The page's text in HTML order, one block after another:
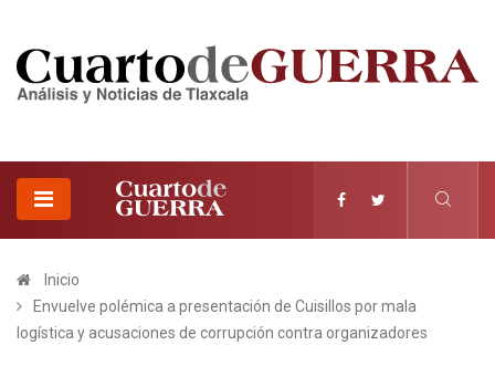
Inicio
Envuelve polémica a presentación de Cuisillos por mala
logística y acusaciones de corrupción contra organizadores